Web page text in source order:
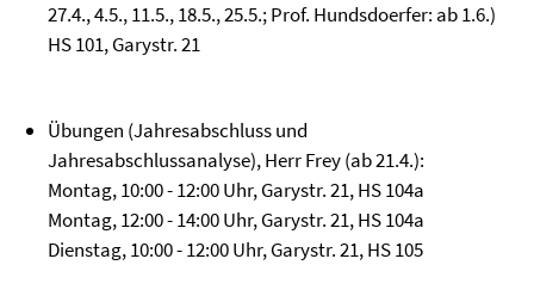
27.4., 4.5., 11.5., 18.5., 25.5.; Prof. Hundsdoerfer: ab 1.6.)
HS 101, Garystr. 21
Übungen (Jahresabschluss und
Jahresabschlussanalyse), Herr Frey (ab 21.4.):
Montag, 10:00 - 12:00 Uhr, Garystr. 21, HS 104a
Montag, 12:00 - 14:00 Uhr, Garystr. 21, HS 104a
Dienstag, 10:00 - 12:00 Uhr, Garystr. 21, HS 105